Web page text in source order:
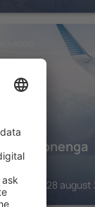
Hotel Sonenga
€
28 august